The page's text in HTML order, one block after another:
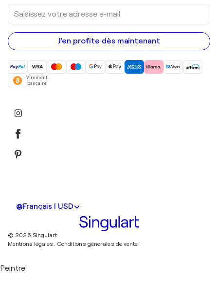
Saisissez
votre
adresse
e-
mail
J'en profite dès maintenant
Virement
bancaire
Français | USD
© 2026 Singulart
Mentions légales. Conditions générales de vente
Peintre